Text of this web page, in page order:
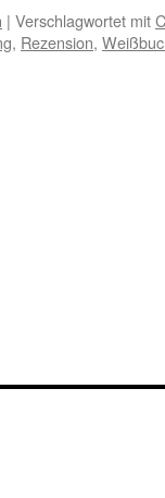
| Verschlagwortet mit
, Rezension,